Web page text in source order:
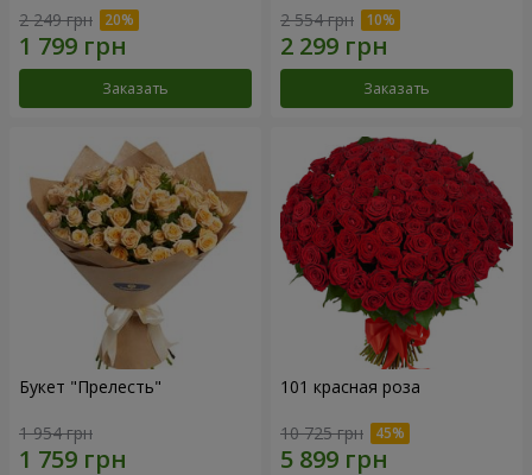
2 249 грн
Заказать
2 554 грн
Заказать
Букет "Прелесть"
1 954 грн
101 красная роза
10 725 грн